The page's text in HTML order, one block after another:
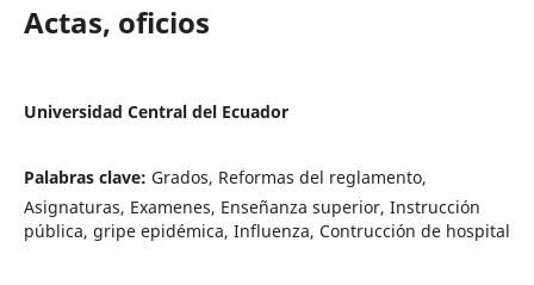
Actas, oficios
Universidad Central del Ecuador
Palabras clave: Grados, Reformas del reglamento,
Asignaturas, Examenes, Enseñanza superior, Instrucción
pública, gripe epidémica, Influenza, Contrucción de hospital